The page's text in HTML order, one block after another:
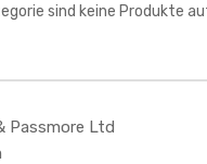
sind keine Produkte
Passmore Ltd